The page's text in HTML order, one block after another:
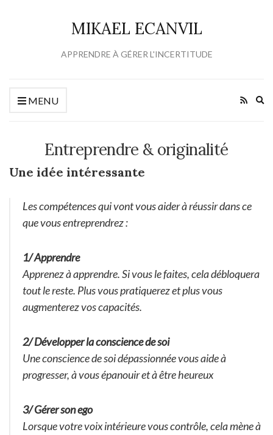
MIKAEL ECANVIL
APPRENDRE À GÉRER L'INCERTITUDE
MENU
Entreprendre & originalité
Une idée intéressante
Les compétences qui vont vous aider à réussir dans ce
que vous entreprendrez :
1/ Apprendre
Apprenez à apprendre. Si vous le faites, cela débloquera
tout le reste. Plus vous pratiquerez et plus vous
augmenterez vos capacités.
2/ Développer la conscience de soi
Une conscience de soi dépassionnée vous aide à
progresser, à vous épanouir et à être heureux
3/ Gérer son ego
Lorsque votre voix intérieure vous contrôle, cela mène à